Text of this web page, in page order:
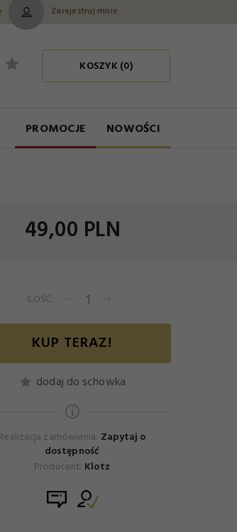
Zarejestruj mnie
KOSZYK (0)
PROMOCJE NOWOŚCI
49,00 PLN
ILOŚĆ:
KUP TERAZ!
dodaj do schowka
zamówienia: Zapytaj o
dostępność
Producent: Klotz